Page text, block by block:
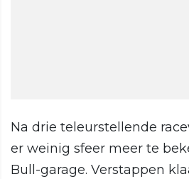
Na drie teleurstellende
er weinig sfeer meer te
Bull-garage. Verstappen